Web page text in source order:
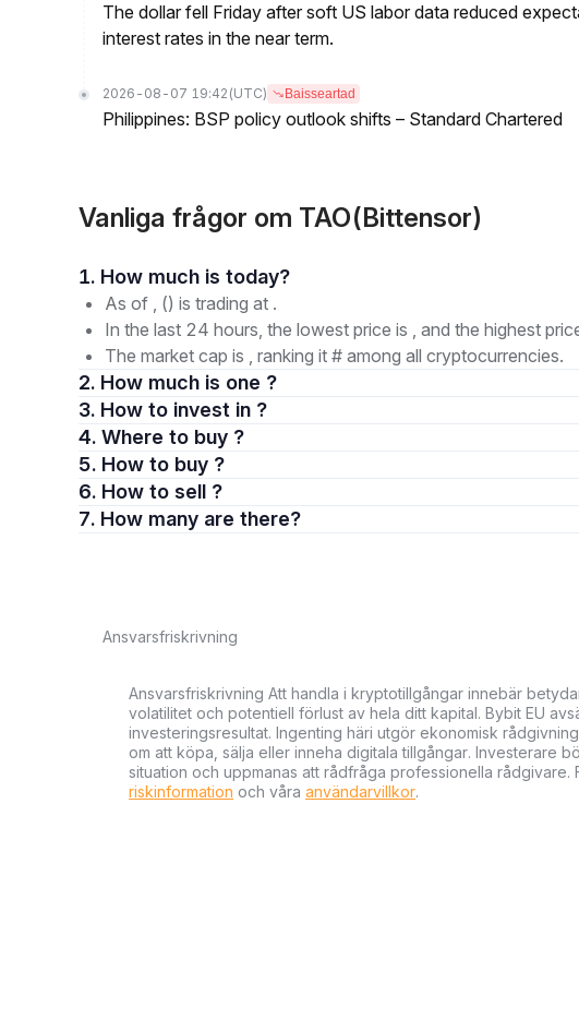
The dollar fell Friday after soft US labor data reduced
interest rates in the near term.
2026-08-07 19:42 (UTC) Baisseartad
Philippines: BSP policy outlook shifts – Standard Chartered
Vanliga frågor om TAO(Bittensor)
1. How much is today?
As of , () is trading at .
In the last 24 hours, the lowest price is , and the highest
The market cap is , ranking it # among all cryptocurrencies.
2. How much is one ?
3. How to invest in ?
4. Where to buy ?
5. How to buy ?
6. How to sell ?
7. How many are there?
Ansvarsfriskrivning
Ansvarsfriskrivning Att handla i kryptotillgångar innebär
volatilitet och potentiell förlust av hela ditt kapital. Bybit EU
investeringsresultat. Ingenting häri utgör ekonomisk
om att köpa, sälja eller inneha digitala tillgångar. Investerare
situation och uppmanas att rådfråga professionella rådgivare.
riskinformation och våra användarvillkor.